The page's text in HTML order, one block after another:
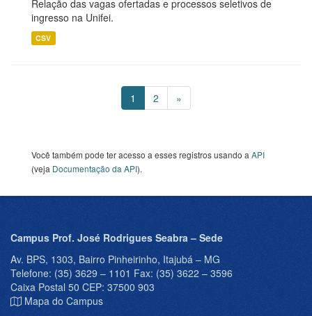
Relação das vagas ofertadas e processos seletivos de
ingresso na Unifei.
CSV
1 2 »
Você também pode ter acesso a esses registros usando a API
(veja Documentação da API).
Campus Prof. José Rodrigues Seabra – Sede
Av. BPS, 1303, Bairro Pinheirinho, Itajubá – MG
Telefone: (35) 3629 – 1101 Fax: (35) 3622 – 3596
Caixa Postal 50 CEP: 37500 903
Mapa do Campus